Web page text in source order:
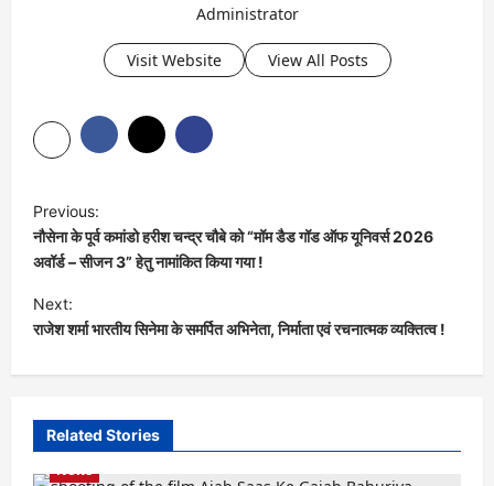
Administrator
Visit Website View All Posts
o
s
t
n
a
g
Previous:
नौसेना के पूर्व कमांडो हरीश चन्द्र चौबे को “मॉम डैड गॉड ऑफ यूनिवर्स 2026
अवॉर्ड – सीजन 3” हेतु नामांकित किया गया !
Next:
राजेश शर्मा भारतीय सिनेमा के समर्पित अभिनेता, निर्माता एवं रचनात्मक व्यक्तित्व !
Related Stories
News